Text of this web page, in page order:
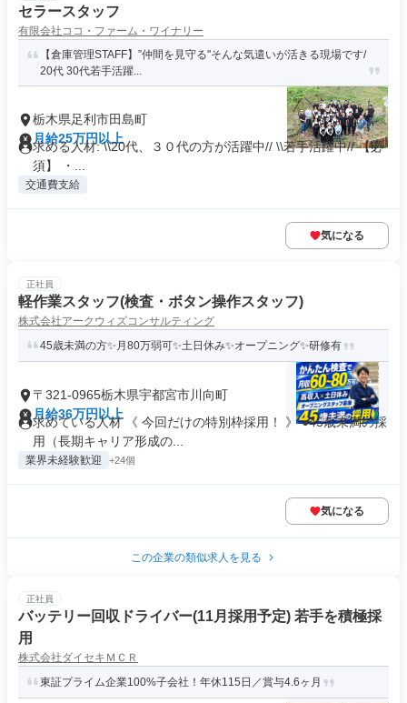
セラースタッフ
有限会社ココ・ファーム・ワイナリー
【倉庫管理STAFF】”仲間を見守る"そんな気遣いが活きる現場です/
20代 30代若手活躍...
栃木県足利市田島町
月給25万円以上
求める人材: \\20代、３０代の方が活躍中// \\若手活躍中// 【必
須】 ・...
交通費支給
気になる
正社員
軽作業スタッフ(検査・ボタン操作スタッフ)
株式会社アークウィズコンサルティング
45歳未満の方✨月80万弱可✨土日休み✨オープニング✨研修有
〒321-0965栃木県宇都宮市川向町
月給36万円以上
求めている人材 《 今回だけの特別枠採用！ 》 ●45歳未満の採
用（長期キャリア形成の...
業界未経験歓迎 +24個
気になる
この企業の類似求人を見る
正社員
バッテリー回収ドライバー(11月採用予定) 若手を積極採
用
株式会社ダイセキＭＣＲ
東証プライム企業100%子会社！年休115日／賞与4.6ヶ月